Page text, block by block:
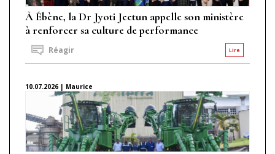
À Ébène, la Dr Jyoti Jeetun appelle son ministère
à renforcer sa culture de performance
Lire
Réagir
10.07.2026 | Maurice